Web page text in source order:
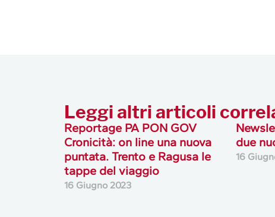
Leggi altri articoli
Reportage PA PON GOV
Cronicità: on line una nuova
puntata. Trento e Ragusa le
tappe del viaggio
16 Giugno 2023
due
16